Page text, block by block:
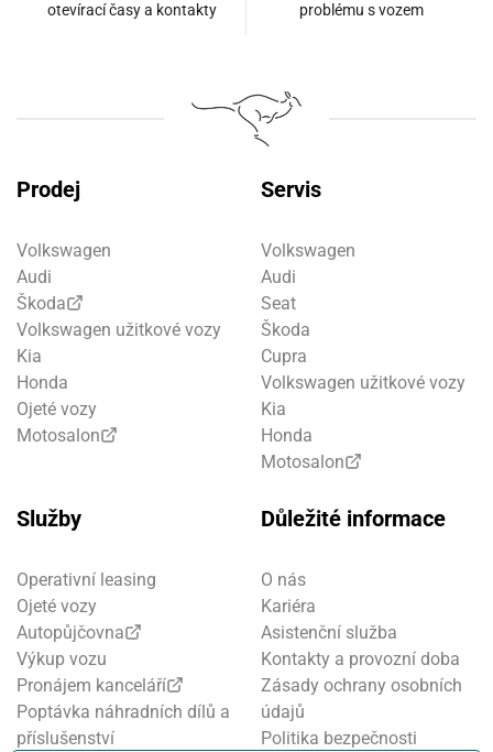
otevírací časy a kontakty
problému s vozem
Prodej
Volkswagen
Audi
Škoda
Volkswagen užitkové vozy
Kia
Honda
Ojeté vozy
Motosalon
Servis
Volkswagen
Audi
Seat
Škoda
Cupra
Volkswagen užitkové vozy
Kia
Honda
Motosalon
Služby
Operativní leasing
Ojeté vozy
Autopůjčovna
Výkup vozu
Pronájem kanceláří
Poptávka náhradních dílů a
příslušenství
Důležité informace
O nás
Kariéra
Asistenční služba
Kontakty a provozní doba
Zásady ochrany osobních
údajů
Politika bezpečnosti